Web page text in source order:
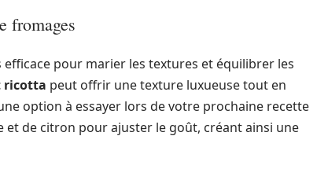
fromages
pour marier les textures et équilibrer les
ricotta peut offrir une texture luxueuse tout en
option à essayer lors de votre prochaine recette
et de citron pour ajuster le goût, créant ainsi une